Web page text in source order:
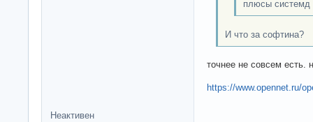
плюсы системд
И что за софтина?
точнее не совсем есть.
https://www.opennet.ru/
Неактивен